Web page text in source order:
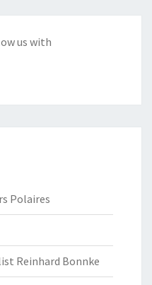
us with
Polaires
Reinhard Bonnke